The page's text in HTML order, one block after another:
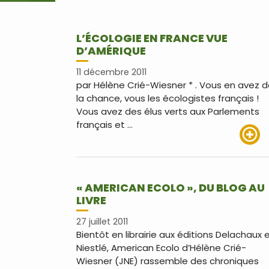
L’ÉCOLOGIE EN FRANCE VUE
D’AMÉRIQUE
11 décembre 2011
par Hélène Crié-Wiesner * . Vous en avez
la chance, vous les écologistes français !
Vous avez des élus verts aux Parlements
français et …
« AMERICAN ECOLO », DU BLOG AU
LIVRE
27 juillet 2011
Bientôt en librairie aux éditions Delachaux
Niestlé, American Ecolo d’Hélène Crié-
Wiesner (JNE) rassemble des chroniques